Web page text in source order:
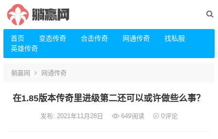
首页 变态传奇 合击传奇 网通传奇
找私服
英雄传奇
躺赢网 网通传奇
在1.85版本传奇里进级第二还可以或许做些么事？
发布: 2021年11月28日 649阅读 0评论